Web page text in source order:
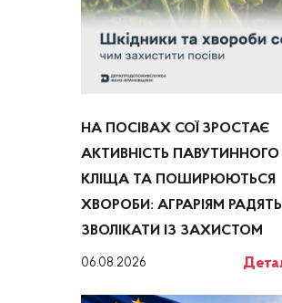
НА ПОСІВАХ СОЇ ЗРОСТАЄ
АКТИВНІСТЬ ПАВУТИННОГО
КЛІЩА ТА ПОШИРЮЮТЬСЯ
ХВОРОБИ: АГРАРІЯМ
ЗВОЛІКАТИ ІЗ ЗАХИСТОМ
06.08.2026